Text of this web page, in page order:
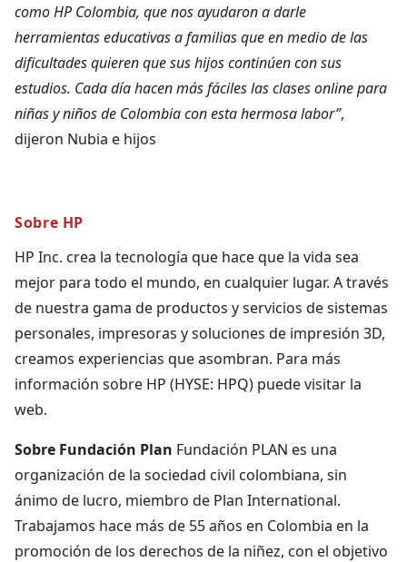
como HP Colombia, que nos ayudaron a darle
herramientas educativas a familias que en medio de las
dificultades quieren que sus hijos continúen con sus
estudios. Cada día hacen más fáciles las clases online para
niñas y niños de Colombia con esta hermosa labor”,
dijeron Nubia e hijos
Sobre HP
HP Inc. crea la tecnología que hace que la vida sea
mejor para todo el mundo, en cualquier lugar. A través
de nuestra gama de productos y servicios de sistemas
personales, impresoras y soluciones de impresión 3D,
creamos experiencias que asombran. Para más
información sobre HP (HYSE: HPQ) puede visitar la
web.
Sobre Fundación Plan Fundación PLAN es una
organización de la sociedad civil colombiana, sin
ánimo de lucro, miembro de Plan International.
Trabajamos hace más de 55 años en Colombia en la
promoción de los derechos de la niñez, con el objetivo